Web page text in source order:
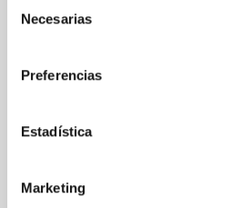
Necesarias
Preferencias
Estadística
Marketing
Regleta de conexiones con
conexiones puede montarse en
Con ello se evita que queden
de sujeción.
MATERIAL